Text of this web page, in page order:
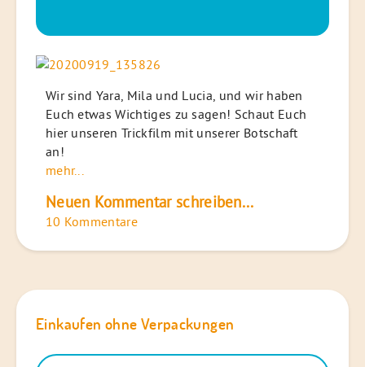
Wir sind Yara, Mila und Lucia, und wir haben
Euch etwas Wichtiges zu sagen! Schaut Euch
hier unseren Trickfilm mit unserer Botschaft
an!
mehr...
Neuen Kommentar schreiben...
10 Kommentare
Einkaufen ohne Verpackungen